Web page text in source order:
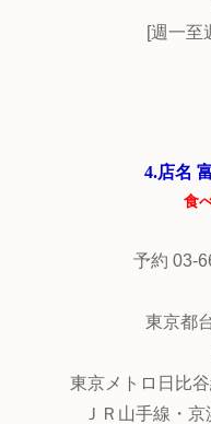
[週一至
4.店名
食
予約 03-
東京都
東京メトロ日比
ＪＲ山手線・京浜